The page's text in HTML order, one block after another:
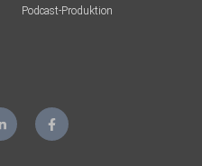
Podcast-Produktion